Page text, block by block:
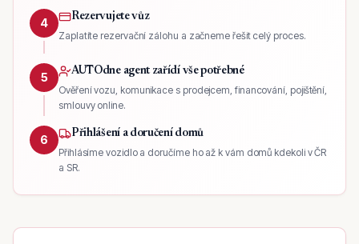
4 Rezervujete vůz
Zaplatíte rezervační zálohu a začneme řešit celý proces.
5 AUTOdne agent zařídí vše potřebné
Ověření vozu, komunikace s prodejcem, financování, pojištění,
smlouvy online.
6 Přihlášení a doručení domů
Přihlásíme vozidlo a doručíme ho až k vám domů kdekoli v ČR
a SR.